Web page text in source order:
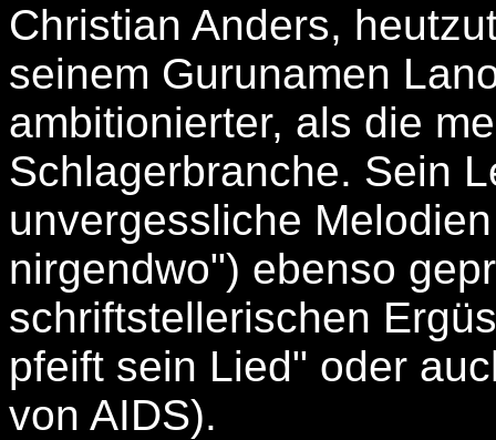
Christian Anders,
seinem Gurunamen
ambitionierter, als die
Schlagerbranche. Sein
unvergessliche
nirgendwo") ebenso
schriftstellerischen
pfeift sein Lied" oder
von AIDS).